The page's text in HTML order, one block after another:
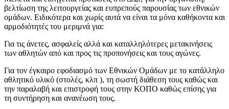
βελτίωση της λειτουργείας και ευπρεπούς παρουσίας των εθνικών
ομάδων. Ειδικότερα και χωρίς αυτά να είναι τα μόνα καθήκοντα και
αρμοδιότητές του μεριμνά για:
Για τις άνετες, ασφαλείς αλλά και καταλληλότερες μετακινήσεις
των αθλητών από και προς τις προπονήσεις και τους αγώνες.
Για τον έγκαιρο εφοδιασμό των Εθνικών Ομάδων με το κατάλληλο
αθλητικό υλικό (στολές, κλπ ), τη σωστή διάθεση τους καθώς και
την παραλαβή και επιστροφή τους στην ΚΟΠΟ καθώς επίσης για
τη συντήρηση και ανανέωση τους.